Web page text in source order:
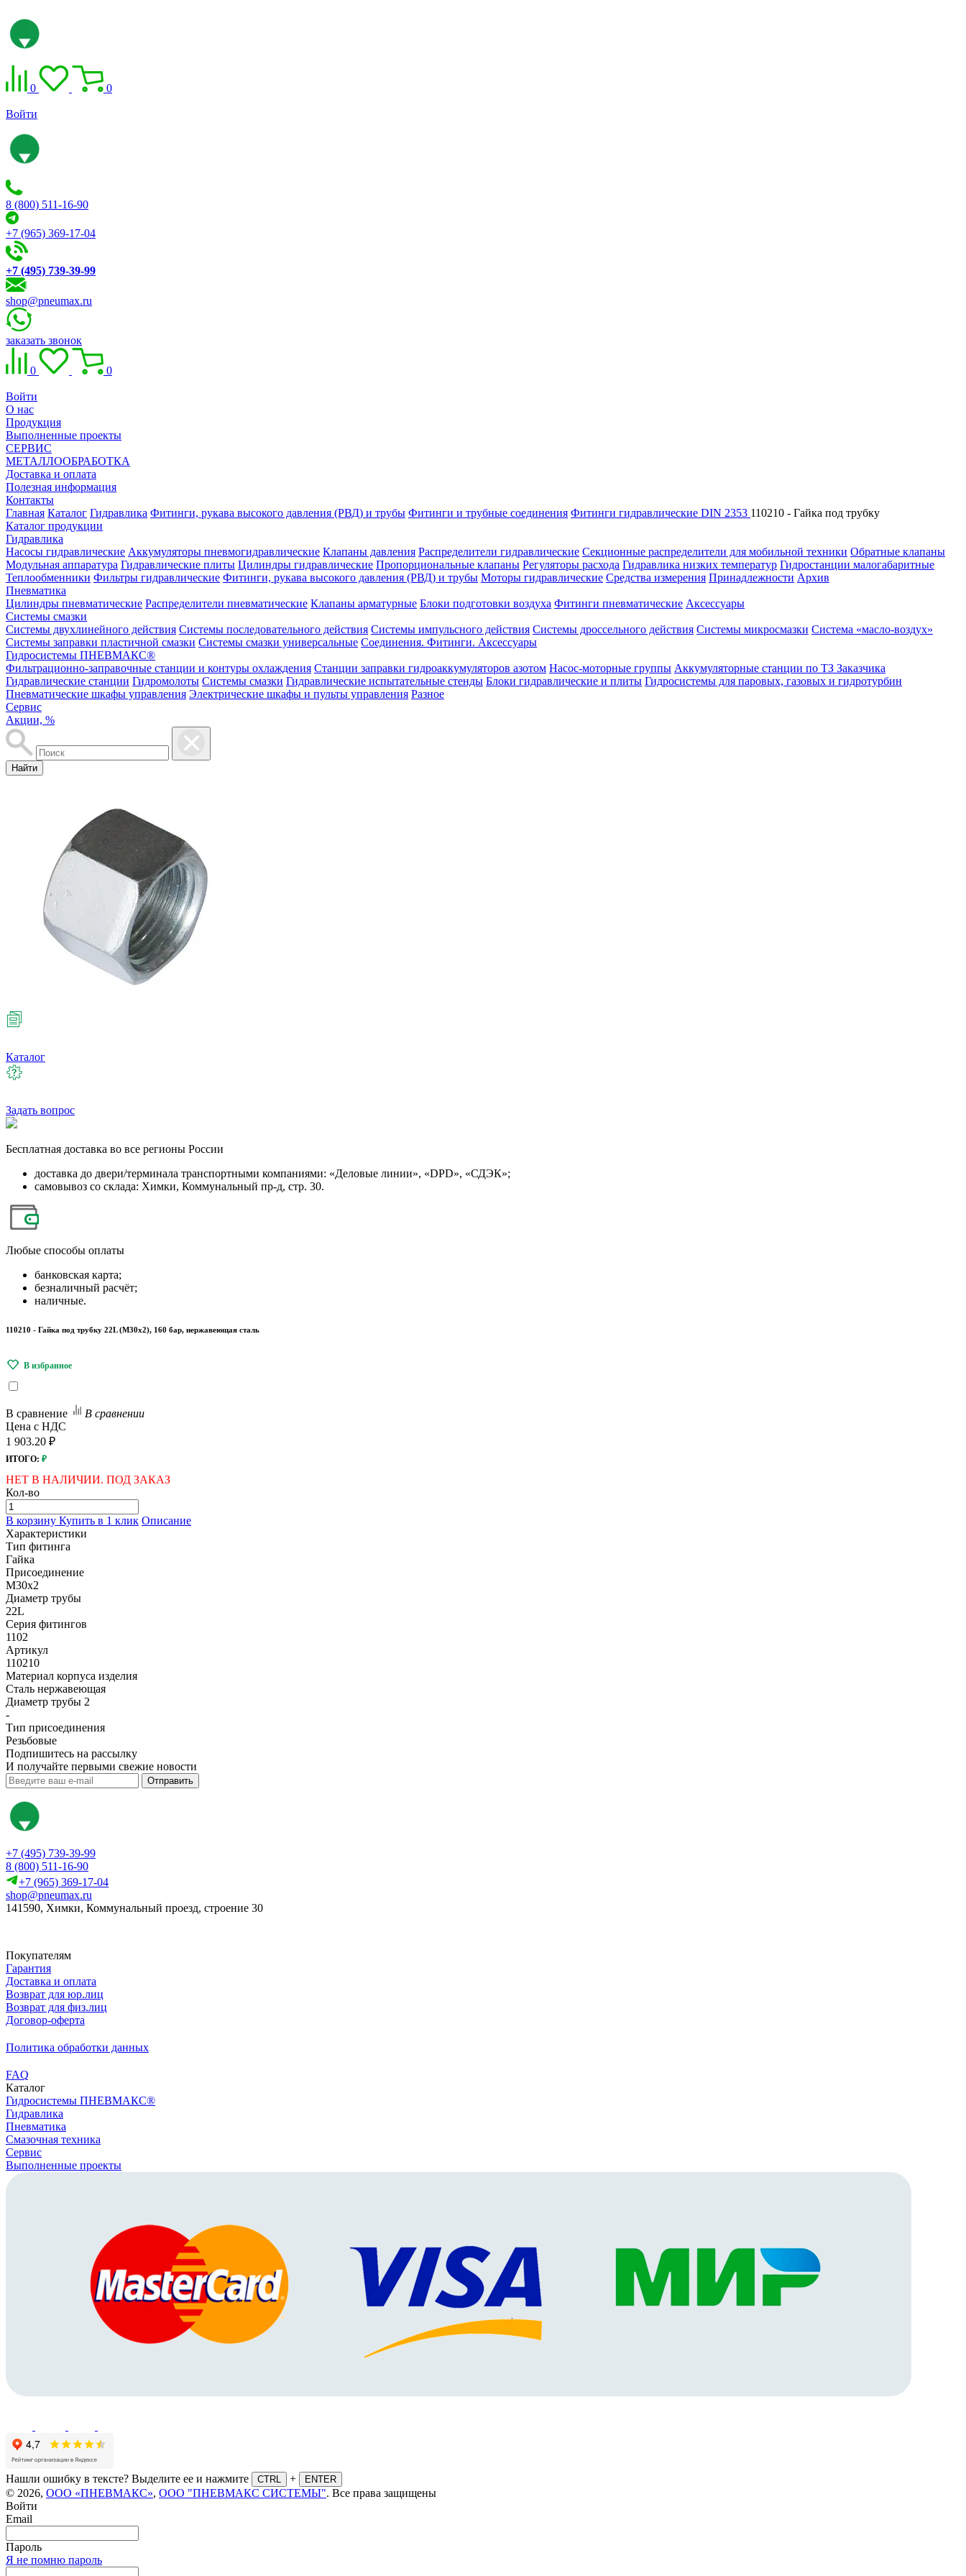
0 0
Войти
8 (800) 511-16-90
+7 (965) 369-17-04
+7 (495) 739-39-99
shop@pneumax.ru
заказать звонок
0 0
Войти
О нас
Продукция
Выполненные проекты
СЕРВИС
МЕТАЛЛООБРАБОТКА
Доставка и оплата
Полезная информация
Контакты
Главная Каталог Гидравлика Фитинги, рукава высокого давления (РВД) и трубы Фитинги и трубные соединения Фитинги гидравлические DIN 2353 110210 - Гайка под трубку
Каталог продукции
Гидравлика
Насосы гидравлические Аккумуляторы пневмогидравлические Клапаны давления Распределители гидравлические Секционные распределители для мобильной техники Обратные клапаны
Модульная аппаратура Гидравлические плиты Цилиндры гидравлические Пропорциональные клапаны Регуляторы расхода Гидравлика низких температур Гидростанции малогабаритные
Теплообменники Фильтры гидравлические Фитинги, рукава высокого давления (РВД) и трубы Моторы гидравлические Средства измерения Принадлежности Архив
Пневматика
Цилиндры пневматические Распределители пневматические Клапаны арматурные Блоки подготовки воздуха Фитинги пневматические Аксессуары
Системы смазки
Системы двухлинейного действия Системы последовательного действия Системы импульсного действия Системы дроссельного действия Системы микросмазки Система «масло-воздух»
Системы заправки пластичной смазки Системы смазки универсальные Соединения. Фитинги. Аксессуары
Гидросистемы ПНЕВМАКС®
Фильтрационно-заправочные станции и контуры охлаждения Станции заправки гидроаккумуляторов азотом Насос-моторные группы Аккумуляторные станции по ТЗ Заказчика
Гидравлические станции Гидромолоты Системы смазки Гидравлические испытательные стенды Блоки гидравлические и плиты Гидросистемы для паровых, газовых и гидротурбин
Пневматические шкафы управления Электрические шкафы и пульты управления Разное
Сервис
Акции, %
Найти
Каталог
Задать вопрос
Бесплатная доставка во все регионы России
доставка до двери/терминала транспортными компаниями: «Деловые линии», «DPD», «СДЭК»;
самовывоз со склада: Химки, Коммунальный пр-д, стр. 30.
Любые способы оплаты
банковская карта;
безналичный расчёт;
наличные.
110210 - Гайка под трубку 22L (М30х2), 160 бар, нержавеющая сталь
В сравнение
В сравнении
Цена с НДС
1 903.20 ₽
ИТОГО: ₽
НЕТ В НАЛИЧИИ. ПОД ЗАКАЗ
Кол-во
В корзину Купить в 1 клик Описание
Характеристики
Тип фитинга
Гайка
Присоединение
M30x2
Диаметр трубы
22L
Серия фитингов
1102
Артикул
110210
Материал корпуса изделия
Сталь нержавеющая
Диаметр трубы 2
-
Тип присоединения
Резьбовые
Подпишитесь на рассылку
И получайте первыми свежие новости
Отправить
+7 (495) 739-39-99
8 (800) 511-16-90
+7 (965) 369-17-04
shop@pneumax.ru
141590, Химки, Коммунальный проезд, строение 30
Покупателям
Гарантия
Доставка и оплата
Возврат для юр.лиц
Возврат для физ.лиц
Договор-оферта
Политика обработки данных
FAQ
Каталог
Гидросистемы ПНЕВМАКС®
Гидравлика
Пневматика
Смазочная техника
Сервис
Выполненные проекты
Нашли ошибку в тексте? Выделите ее и нажмите CTRL + ENTER
© 2026, ООО «ПНЕВМАКС», ООО "ПНЕВМАКС СИСТЕМЫ". Все права защищены
Войти
Email
Пароль
Я не помню пароль